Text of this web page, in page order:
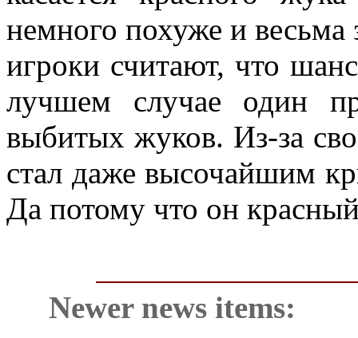
немного похуже и весьма
игроки считают, что
лучшем случае один
выбитых жуков. Из-за
стал даже высочайшим
Да потому что он
Newer news items: